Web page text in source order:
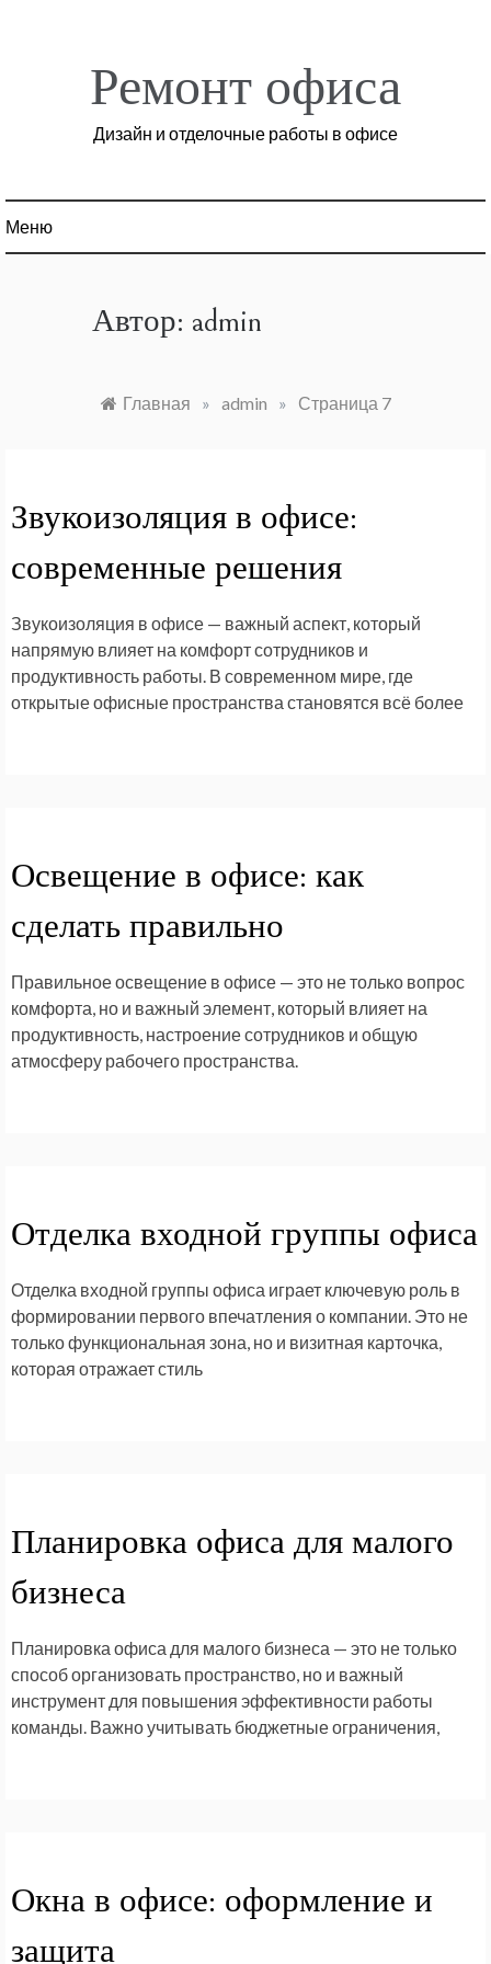
Ремонт офиса
Дизайн и отделочные работы в офисе
Меню
Автор: admin
Главная » admin » Страница 7
Звукоизоляция в офисе:
современные решения
Звукоизоляция в офисе — важный аспект, который
напрямую влияет на комфорт сотрудников и
продуктивность работы. В современном мире, где
открытые офисные пространства становятся всё более
Освещение в офисе: как
сделать правильно
Правильное освещение в офисе — это не только вопрос
комфорта, но и важный элемент, который влияет на
продуктивность, настроение сотрудников и общую
атмосферу рабочего пространства.
Отделка входной группы офиса
Отделка входной группы офиса играет ключевую роль в
формировании первого впечатления о компании. Это не
только функциональная зона, но и визитная карточка,
которая отражает стиль
Планировка офиса для малого
бизнеса
Планировка офиса для малого бизнеса — это не только
способ организовать пространство, но и важный
инструмент для повышения эффективности работы
команды. Важно учитывать бюджетные ограничения,
Окна в офисе: оформление и
защита